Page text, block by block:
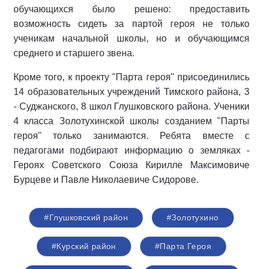
обучающихся было решено: предоставить
возможность сидеть за партой героя не только
ученикам начальной школы, но и обучающимся
среднего и старшего звена.
Кроме того, к проекту "Парта героя" присоединились
14 образовательных учреждений Тимского района, 3
- Суджанского, 8 школ Глушковского района. Ученики
4 класса Золотухинской школы созданием "Парты
героя" только занимаются. Ребята вместе с
педагогами подбирают информацию о земляках -
Героях Советского Союза Кирилле Максимовиче
Бурцеве и Павле Николаевиче Сидорове.
#Глушковский район #Золотухино
#Курский район #Парта Героя